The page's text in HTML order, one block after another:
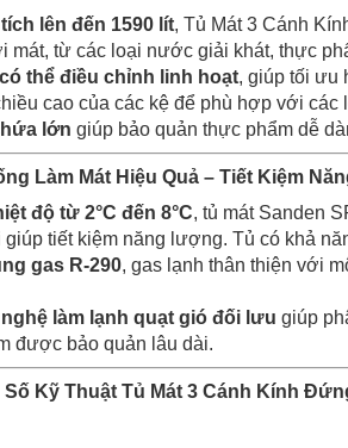
lên đến 1590 lít, Tủ Mát 3 Cánh
mát, từ các loại nước giải khát, thực
thể điều chỉnh linh hoạt, giúp tối ưu
cao của các kệ để phù hợp với
lớn giúp bảo quản thực phẩm dễ
Làm Mát Hiệu Quả – Tiết Kiệm
độ từ 2°C đến 8°C, tủ mát Sanden
tiết kiệm năng lượng. Tủ có khả
gas R-290, gas lạnh thân thiện với
làm lạnh quạt gió đối lưu giúp
được bảo quản lâu dài.
Số Kỹ Thuật Tủ Mát 3 Cánh Kính